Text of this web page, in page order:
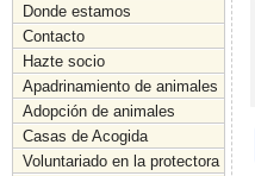
Donde estamos
Contacto
Hazte socio
Apadrinamiento de animales
Adopción de animales
Casas de Acogida
Voluntariado en la protectora